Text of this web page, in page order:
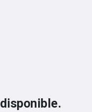
disponible.